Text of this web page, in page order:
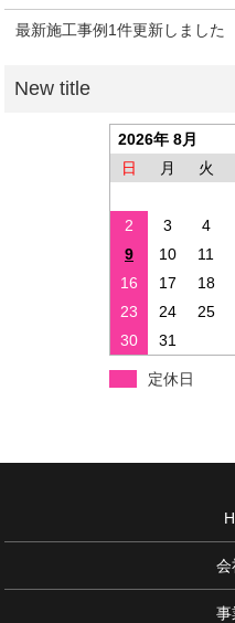
最新施工事例1件更新しました
2026年 8月
日
月 火
2
3 4
9
10 11
16
17 18
23
24 25
30
31
定休日
会
事